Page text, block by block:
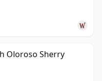
Oloroso Sherry